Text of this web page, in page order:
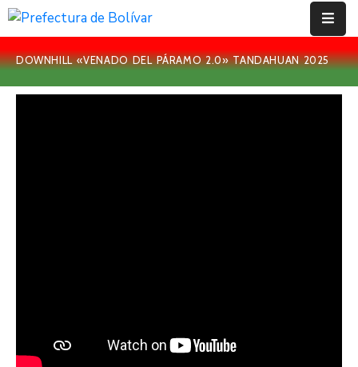
Inicio
DOWNHILL «VENADO DEL PÁRAMO 2.0» TANDAHUAN 2025